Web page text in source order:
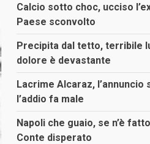
Calcio sotto choc, ucciso
Paese sconvolto
Precipita dal tetto, terribile
dolore è devastante
Lacrime Alcaraz, l’annuncio
l’addio fa male
Napoli che guaio, se n’è
Conte disperato